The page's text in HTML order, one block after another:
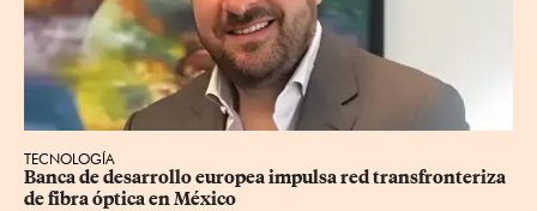
TECNOLOGÍA
Banca de desarrollo europea impulsa red transfronteriza
de fibra óptica en México